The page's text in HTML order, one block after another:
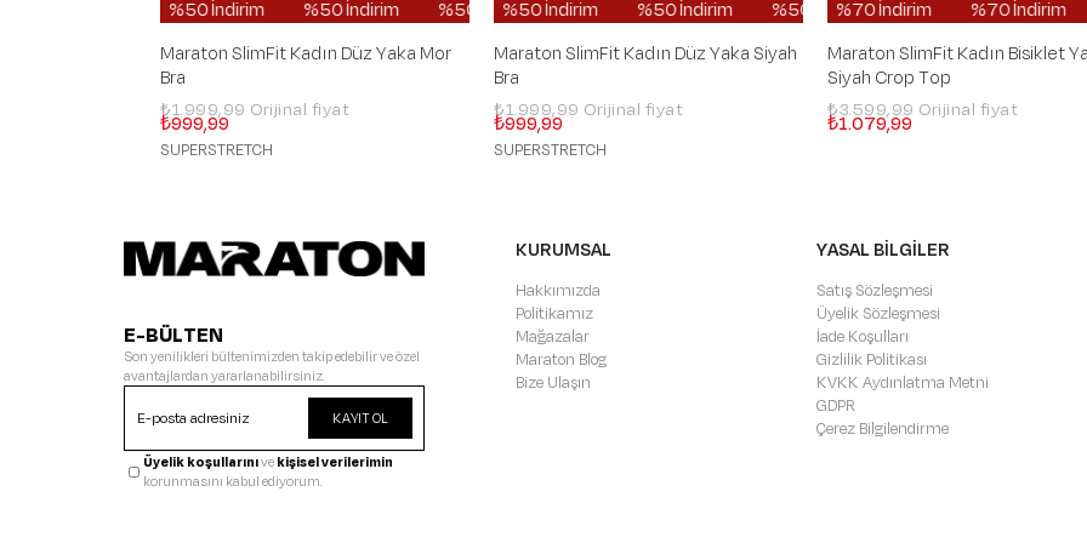
%50 İndirim %50 İndirim %50 İndirim %50 İndirim %50 İndirim %50 İndirim %50 İndirim %50
Maraton SlimFit Kadın Düz Yaka Mor
Bra
₺999,99
₺1.999,99
SUPERSTRETCH
%50 İndirim %50 İndirim %50 İndirim %50 İndirim %50 İndirim
Maraton SlimFit Kadın Düz Yaka Siyah
Bra
₺999,99
₺1.999,99
SUPERSTRETCH
%70 İndirim %70 İndirim %70
Maraton SlimFit Kadın Bisiklet
Siyah Crop Top
₺1.079,99
₺3.599,99
E-BÜLTEN
Son yenilikleri bültenimizden takip edebilir ve özel
avantajlardan yararlanabilirsiniz.
KAYIT OL
Üyelik koşullarınıvekişisel verilerimin
korunmasını kabul ediyorum.
KURUMSAL
Hakkımızda
Politikamız
Mağazalar
Maraton Blog
Bize Ulaşın
YASAL BİLGİLER
Satış Sözleşmesi
Üyelik Sözleşmesi
İade Koşulları
Gizlilik Politikası
KVKK Aydınlatma Metni
GDPR
Çerez Bilgilendirme